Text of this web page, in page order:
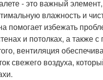
- это важный
влажность и
помогает избежать
и потолках, а также
вентиляция
свежего воздуха,